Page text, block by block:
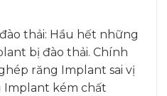
thải: Hầu hết những
bị đào thải. Chính
răng Implant sai vị
Implant kém chất